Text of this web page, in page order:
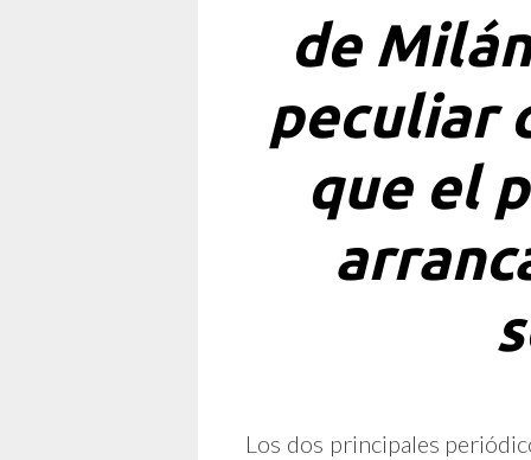
de
peculiar
que el
Los dos principales